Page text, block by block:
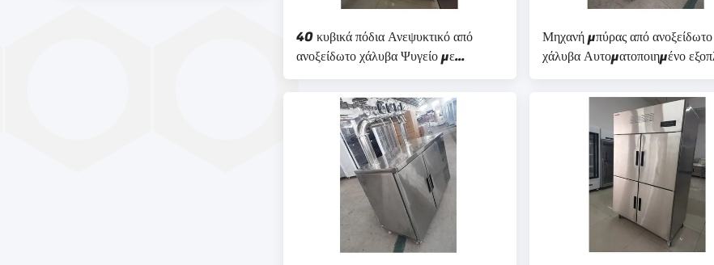
40 κυβικά πόδια Ανεψυκτικό από
ανοξείδωτο χάλυβα Ψυγείο με
ρυθμιζόμενα ράφια
Μηχανή μπύρας από ανοξείδωτο
χάλυβα Αυτοματοποιημένο
Θέρμανση -18°C